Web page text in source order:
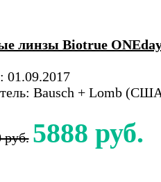
линзы Biotrue
01.09.2017
Bausch + Lomb
руб. 5888 руб.